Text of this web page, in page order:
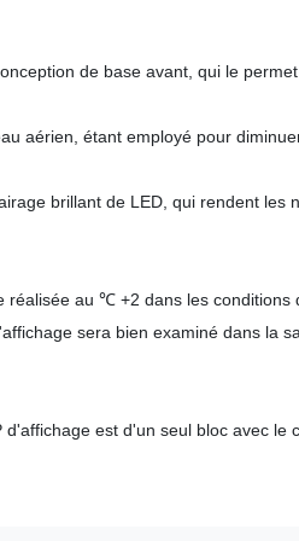
de base avant, qui le
aérien, étant employé pour
brillant de LED, qui rendent
au ℃ +2 dans les
sera bien examiné dans la
est d'un seul bloc avec